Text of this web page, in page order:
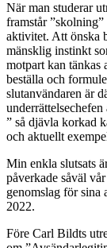
När man studerar
framstår
aktivitet. Att önska
mänsklig instinkt
motpart kan tänkas
beställa och
slutanvändaren är
” så djävla korkad
och aktuellt
Min enkla slutsats
påverkade såväl
genomslag för sina
2022.
Före Carl Bildts